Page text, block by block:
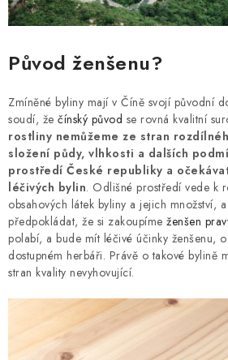
Původ ženšenu?
Zmíněné byliny mají v Číně svojí původní
soudí, že čínský původ se rovná kvalitní
rostliny nemůžeme ze stran
složení půdy, vlhkosti a dalších
prostředí České republiky a
léčivých bylin. Odlišné prostředí vede k
obsahových látek byliny a jejich množství,
předpokládat, že si zakoupíme ženšen
polabí, a bude mít léčivé účinky ženšenu,
dostupném herbáři. Právě o takové bylině
stran kvality nevyhovující.